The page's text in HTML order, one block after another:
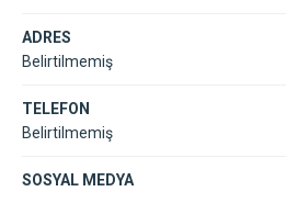
ADRES
Belirtilmemiş
TELEFON
Belirtilmemiş
SOSYAL MEDYA